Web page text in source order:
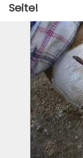
Seite!